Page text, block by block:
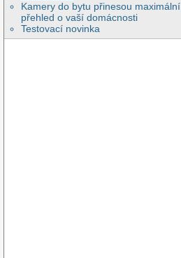
Kamery do bytu přinesou maximální
přehled o vaší domácnosti
Testovací novinka